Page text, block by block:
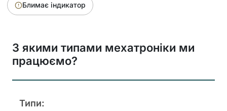
Блимає індикатор
З якими типами мехатроніки ми
працюємо?
Типи: